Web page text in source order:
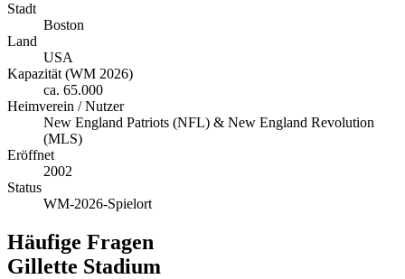
Stadt
Boston
Land
USA
Kapazität (WM 2026)
ca. 65.000
Heimverein / Nutzer
New England Patriots (NFL) & New England Revolution
(MLS)
Eröffnet
2002
Status
WM-2026-Spielort
Häufige Fragen
Gillette Stadium